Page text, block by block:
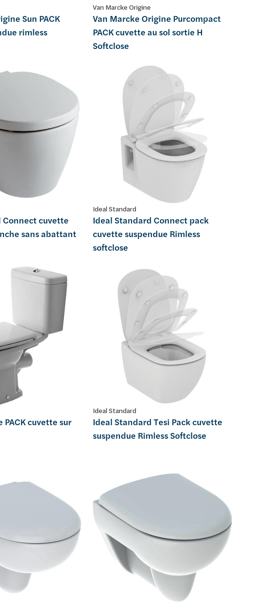
Sun PACK
rimless
Van Marcke Origine
Van Marcke Origine Purcompact
PACK cuvette au sol sortie H
Softclose
cuvette
sans abattant
Ideal Standard
Ideal Standard Connect pack
cuvette suspendue Rimless
softclose
PACK cuvette sur
Ideal Standard
Ideal Standard Tesi Pack cuvette
suspendue Rimless Softclose